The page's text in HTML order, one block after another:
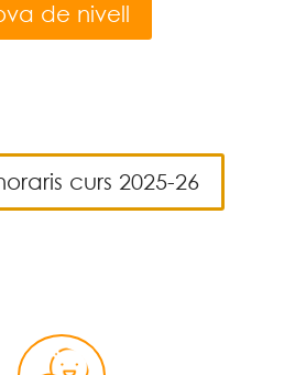
de nivell
curs 2025-26